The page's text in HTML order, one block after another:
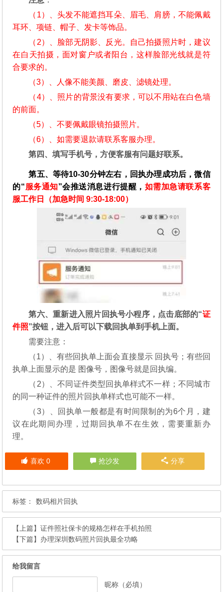
（1）、头发不能遮挡耳朵、眉毛、肩膀，不能佩戴
耳环、项链、帽子、发卡等饰品。
（2）、脸部无阴影、反光。自己拍摄照片时，建议
在白天拍摄，面对窗户或者阳台，这样脸部光线就是符
合要求的。
（3）、人像不能美颜、磨皮、滤镜处理。
（4）、照片的背景没有要求，可以不用站在白色墙
的前面。
（5）、不要佩戴眼镜拍摄照片。
（6）、如需要退款请联系客服办理。
第四、填写手机号，方便客服有问题好联系。
第五、等待10-30分钟左右，回执办理成功后，微信
的“服务通知”会推送消息进行提醒， 如需加急请联系客
服工作日（加急时间 9:30-18:00）
第六、重新进入照片回执号小程序，点击底部的“证
件照”按钮，进入后可以下载回执单到手机上面。
需要注意：
（1）、有些回执单上面会直接显示 回执号；有些回
执单上面显示的是 图像号，图像号就是回执编。
（2）、不同证件类型回执单样式不一样；不同城市
的同一种证件的照片回执单样式也可能不一样。
（3）、回执单一般都是有时间限制的为6个月，建
议在此期间办理，过期回执单不在生效，需要重新办
理。
喜欢 0 抢沙发 分享
标签： 数码相片回执
【上篇】证件照社保卡的规格怎样在手机拍照
【下篇】 办理深圳数码照片回执最全功略
给我留言
昵称（必填）